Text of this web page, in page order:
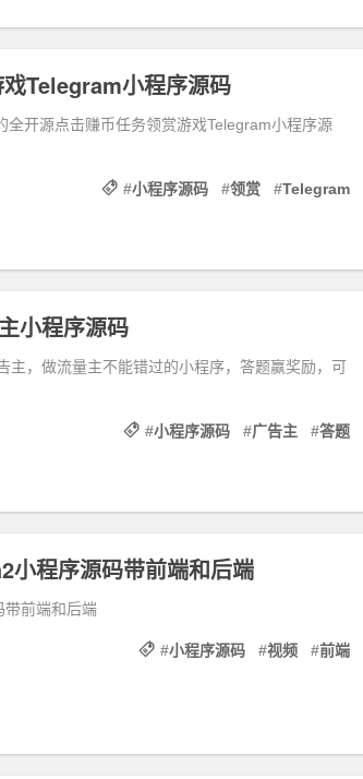
Telegram小程序源码
开源点击赚币任务领赏游戏Telegram小程序源
#小程序源码 #领赏 #Telegram
小程序源码
主，做流量主不能错过的小程序，答题赢奖励，可
#小程序源码 #广告主 #答题
小程序源码带前端和后端
带前端和后端
#小程序源码 #视频 #前端